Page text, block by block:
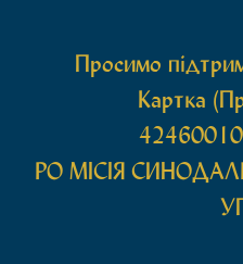
Просимо
Картка
РО МIСIЯ